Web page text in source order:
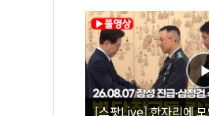
[스팟Live] 한자리에